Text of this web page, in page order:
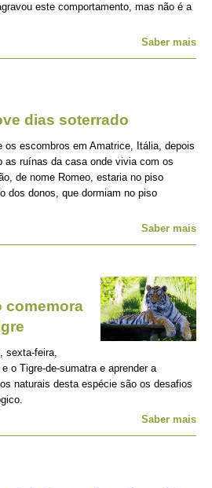
este comportamento, mas não é a
Saber mais
dias soterrado
os escombros em Amatrice, Itália, depois
as ruínas da casa onde vivia com os
de nome Romeo, estaria no piso
dos donos, que dormiam no piso
Saber mais
comemora
sexta-feira,
o Tigre-de-sumatra e aprender a
naturais desta espécie são os desafios
Saber mais